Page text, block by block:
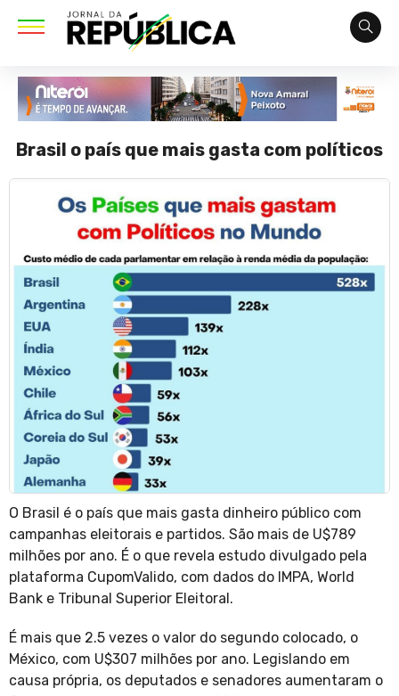
Brasil o país que mais gasta com políticos
O Brasil é o país que mais gasta dinheiro público com
campanhas eleitorais e partidos. São mais de U$789
milhões por ano. É o que revela estudo divulgado pela
plataforma CupomValido, com dados do IMPA, World
Bank e Tribunal Superior Eleitoral.
É mais que 2.5 vezes o valor do segundo colocado, o
México, com U$307 milhões por ano. Legislando em
causa própria, os deputados e senadores aumentaram o